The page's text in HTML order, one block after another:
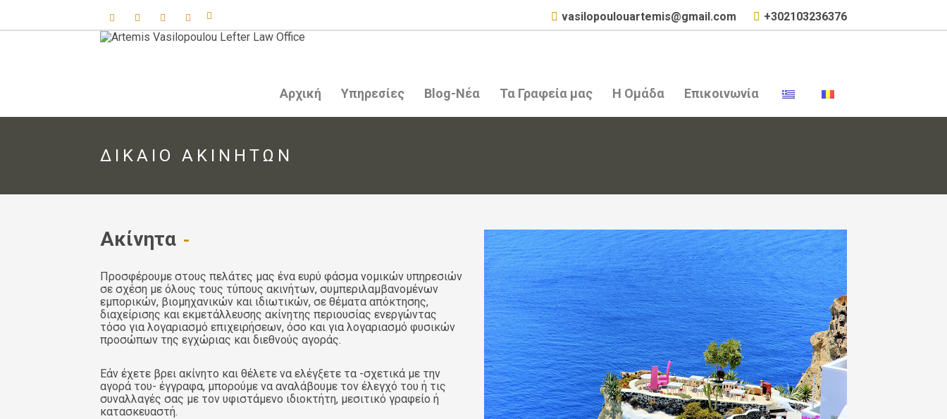
vasilopoulouartemis@gmail.com +302103236376
Αρχική Υπηρεσίες Blog-Νέα Τα Γραφεία μας Η Ομάδα Επικοινωνία
ΔΙΚΑΙΟ ΑΚΙΝΗΤΩΝ
Ακίνητα
Προσφέρουμε στους πελάτες μας ένα ευρύ φάσμα νομικών υπηρεσιών
σε σχέση με όλους τους τύπους ακινήτων, συμπεριλαμβανομένων
εμπορικών, βιομηχανικών και ιδιωτικών, σε θέματα απόκτησης,
διαχείρισης και εκμετάλλευσης ακίνητης περιουσίας ενεργώντας
τόσο για λογαριασμό επιχειρήσεων, όσο και για λογαριασμό φυσικών
προσώπων της εγχώριας και διεθνούς αγοράς.
Εάν έχετε βρει ακίνητο και θέλετε να ελέγξετε τα -σχετικά με την
αγορά του- έγγραφα, μπορούμε να αναλάβουμε τον έλεγχό του ή τις
συναλλαγές σας με τον υφιστάμενο ιδιοκτήτη, μεσιτικό γραφείο ή
κατασκευαστή.